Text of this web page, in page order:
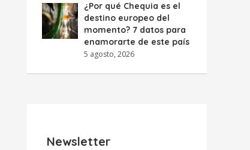
¿Por qué Chequia es el
destino europeo del
momento? 7 datos para
enamorarte de este país
5 agosto, 2026
Newsletter